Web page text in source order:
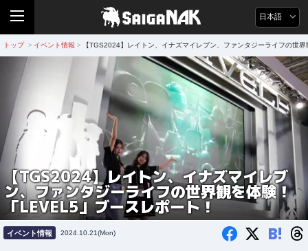
日本語
トップ > イベント情報 > 【TGS2024】レイトン、イナズマイレブン、ファンタジーライフの世
【TGS2024】レイトン、イナズマイレブ
ン、ファンタジーライフの世界観を体験！
「LEVEL5」ブースレポート！
イベント情報 2024.10.21(Mon) B!